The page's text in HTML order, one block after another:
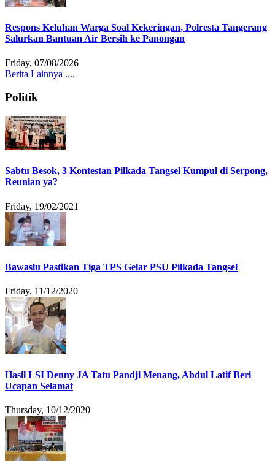
Respons Keluhan Warga Soal Kekeringan, Polresta Tangerang
Salurkan Bantuan Air Bersih ke Panongan
Friday, 07/08/2026
Berita Lainnya ....
Politik
Sabtu Besok, 3 Kontestan Pilkada Tangsel Kumpul di Serpong,
Reunian ya?
Friday, 19/02/2021
Bawaslu Pastikan Tiga TPS Gelar PSU Pilkada Tangsel
Friday, 11/12/2020
Hasil LSI Denny JA Tatu Pandji Menang, Abdul Latif Beri
Ucapan Selamat
Thursday, 10/12/2020